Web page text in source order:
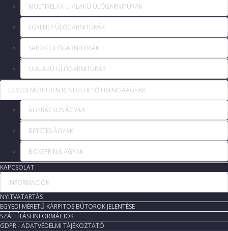
MULTIRELAX U-ALAKÚ ÜLŐGARNITÚRÁK
EGYENES ÜLŐGARNITÚRÁK
SAROK ÜLŐGARNITÚRÁK
U-ALAKÚ ÜLŐGARNITÚRÁK
EGYEDI MÉRETBEN RENDELHETŐ FRANCIAÁGYAK
ÁGYRÁCSOS ÁGYAK
BETÉTES ÁGYAK
BOXSPRING ÁGYAK
KAPCSOLAT
INFORMÁCIÓK
NYITVATARTÁS
EGYEDI MÉRETŰ KÁRPITOS BÚTOROK JELENTÉSE
SZÁLLÍTÁSI INFORMÁCIÓK
GDPR - ADATVÉDELMI TÁJÉKOZTATÓ